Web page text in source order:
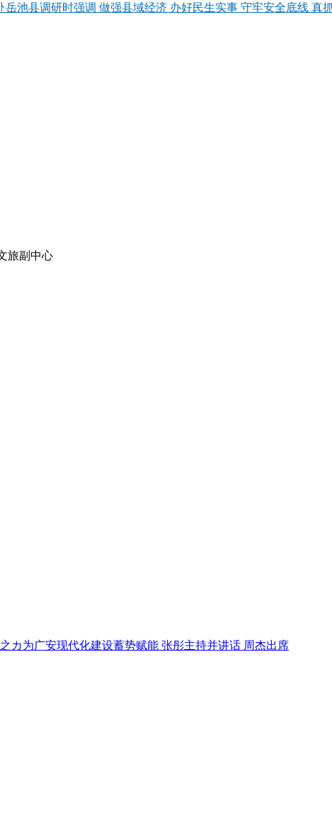
岳池县调研时强调 做强县域经济 办好民生实事 守牢安全底线 真
旅副中心
カ为广安现代化建设蓄势赋能 张彤主持并讲话 周杰出席